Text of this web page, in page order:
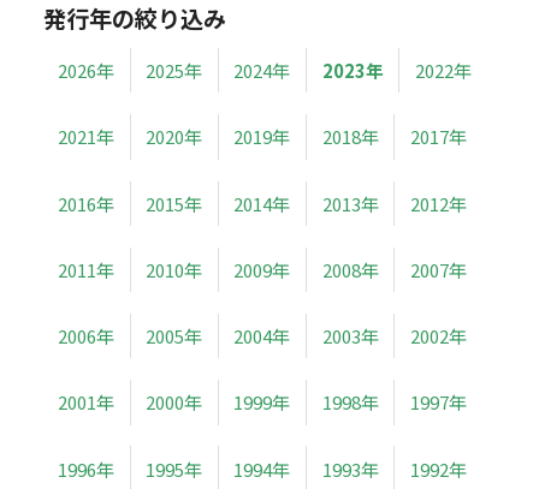
発行年の絞り込み
2026年 2025年 2024年 2023年 2022年
2021年 2020年 2019年 2018年 2017年
2016年 2015年 2014年 2013年 2012年
2011年 2010年 2009年 2008年 2007年
2006年 2005年 2004年 2003年 2002年
2001年 2000年 1999年 1998年 1997年
1996年 1995年 1994年 1993年 1992年